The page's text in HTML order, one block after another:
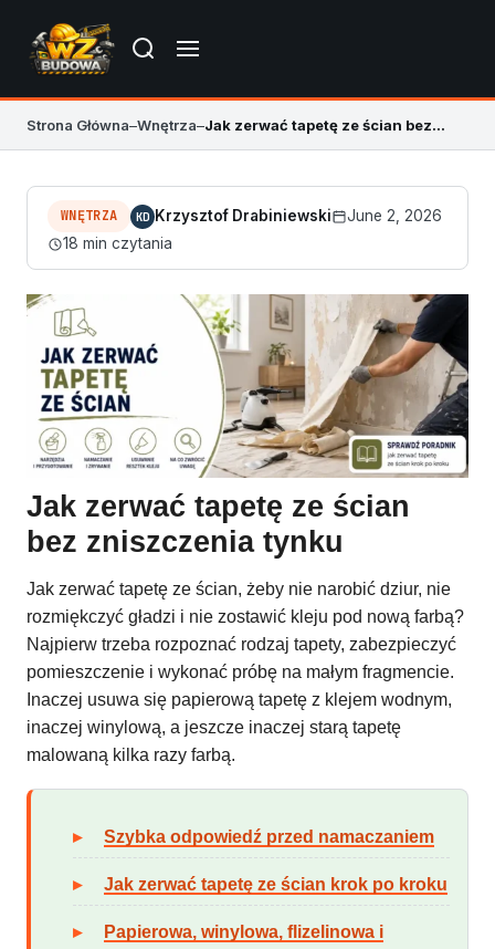
Strona Główna–Wnętrza– Jak zerwać tapetę ze ścian bez niszczenia tynku
WNĘTRZA KD Krzysztof Drabiniewski
June 2, 2026
18 min czytania
Jak zerwać tapetę ze ścian
bez zniszczenia tynku
Jak zerwać tapetę ze ścian, żeby nie narobić dziur, nie
rozmiękczyć gładzi i nie zostawić kleju pod nową farbą?
Najpierw trzeba rozpoznać rodzaj tapety, zabezpieczyć
pomieszczenie i wykonać próbę na małym fragmencie.
Inaczej usuwa się papierową tapetę z klejem wodnym,
inaczej winylową, a jeszcze inaczej starą tapetę
malowaną kilka razy farbą.
Szybka odpowiedź przed namaczaniem
Jak zerwać tapetę ze ścian krok po kroku
Papierowa, winylowa, flizelinowa i